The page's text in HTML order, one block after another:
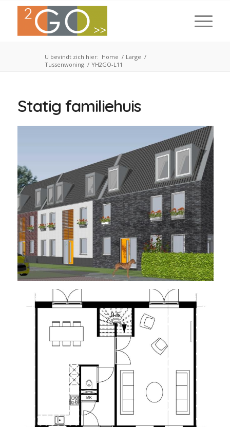
U bevindt zich hier: Home / Large /
Tussenwoning / YH2GO-L11
Statig familiehuis